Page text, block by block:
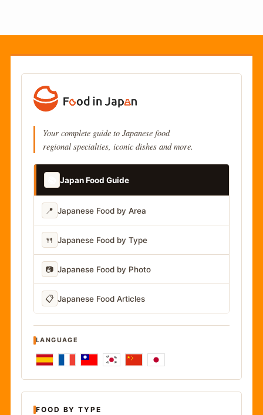
Your complete guide to Japanese food
regional specialties, iconic dishes and more.
Japan Food Guide
📍 Japanese Food by Area
🍴 Japanese Food by Type
📷 Japanese Food by Photo
📋 Japanese Food Articles
LANGUAGE
FOOD BY TYPE